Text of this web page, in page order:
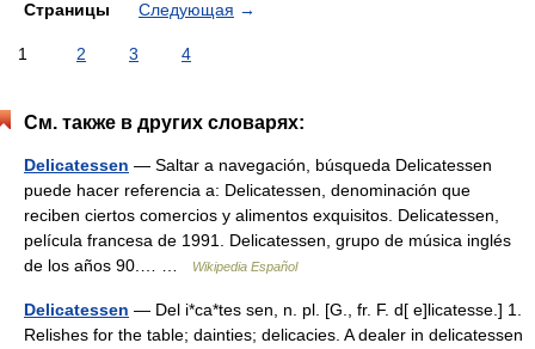
Страницы Следующая →
1 2 3 4
См. также в других словарях:
Delicatessen — Saltar a navegación, búsqueda Delicatessen
puede hacer referencia a: Delicatessen, denominación que
reciben ciertos comercios y alimentos exquisitos. Delicatessen,
película francesa de 1991. Delicatessen, grupo de música inglés
de los años 90.… …
Wikipedia Español
Delicatessen — Del i*ca*tes sen, n. pl. [G., fr. F. d[ e]licatesse.] 1.
Relishes for the table; dainties; delicacies. A dealer in delicatessen